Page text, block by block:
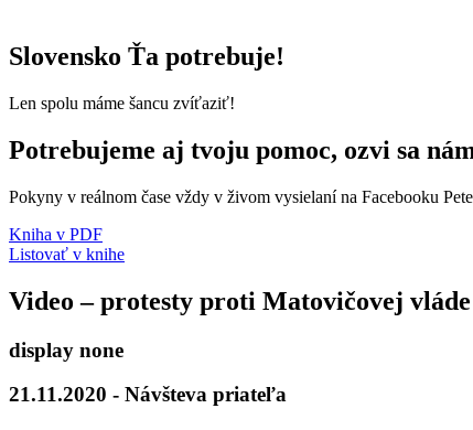
Slovensko Ťa potrebuje!
Len spolu máme šancu zvíťaziť!
Potrebujeme aj tvoju pomoc, ozvi sa
Pokyny v reálnom čase vždy v živom vysielaní na Facebooku
Kniha v PDF
Listovať v knihe
Video – protesty proti Matovičovej vláde
display none
21.11.2020 - Návšteva priateľa